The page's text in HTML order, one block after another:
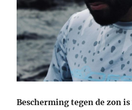
Bescherming tegen de zon